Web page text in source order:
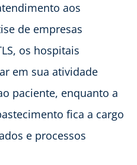
aos
de empresas
os hospitais
em sua atividade
paciente, enquanto a
fica a cargo
e processos